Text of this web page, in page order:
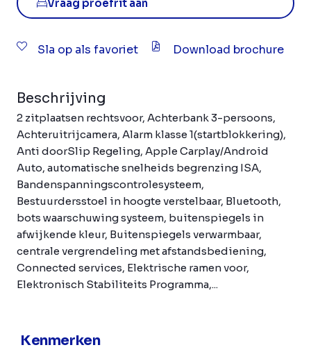
Vraag proefrit aan
Sla op als favoriet Download brochure
Beschrijving
2 zitplaatsen rechtsvoor, Achterbank 3-persoons,
Achteruitrijcamera, Alarm klasse 1(startblokkering),
Anti doorSlip Regeling, Apple Carplay/Android
Auto, automatische snelheids begrenzing ISA,
Bandenspanningscontrolesysteem,
Bestuurdersstoel in hoogte verstelbaar, Bluetooth,
bots waarschuwing systeem, buitenspiegels in
afwijkende kleur, Buitenspiegels verwarmbaar,
centrale vergrendeling met afstandsbediening,
Connected services, Elektrische ramen voor,
Elektronisch Stabiliteits Programma,...
Kenmerken